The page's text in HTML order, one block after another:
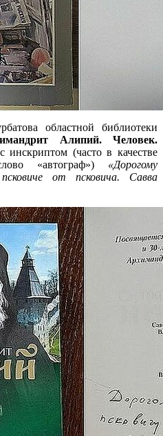
областной библиотеки
Алипий. Человек.
с инскриптом (часто в качестве
«автограф») «Дорогому
от псковича. Савва